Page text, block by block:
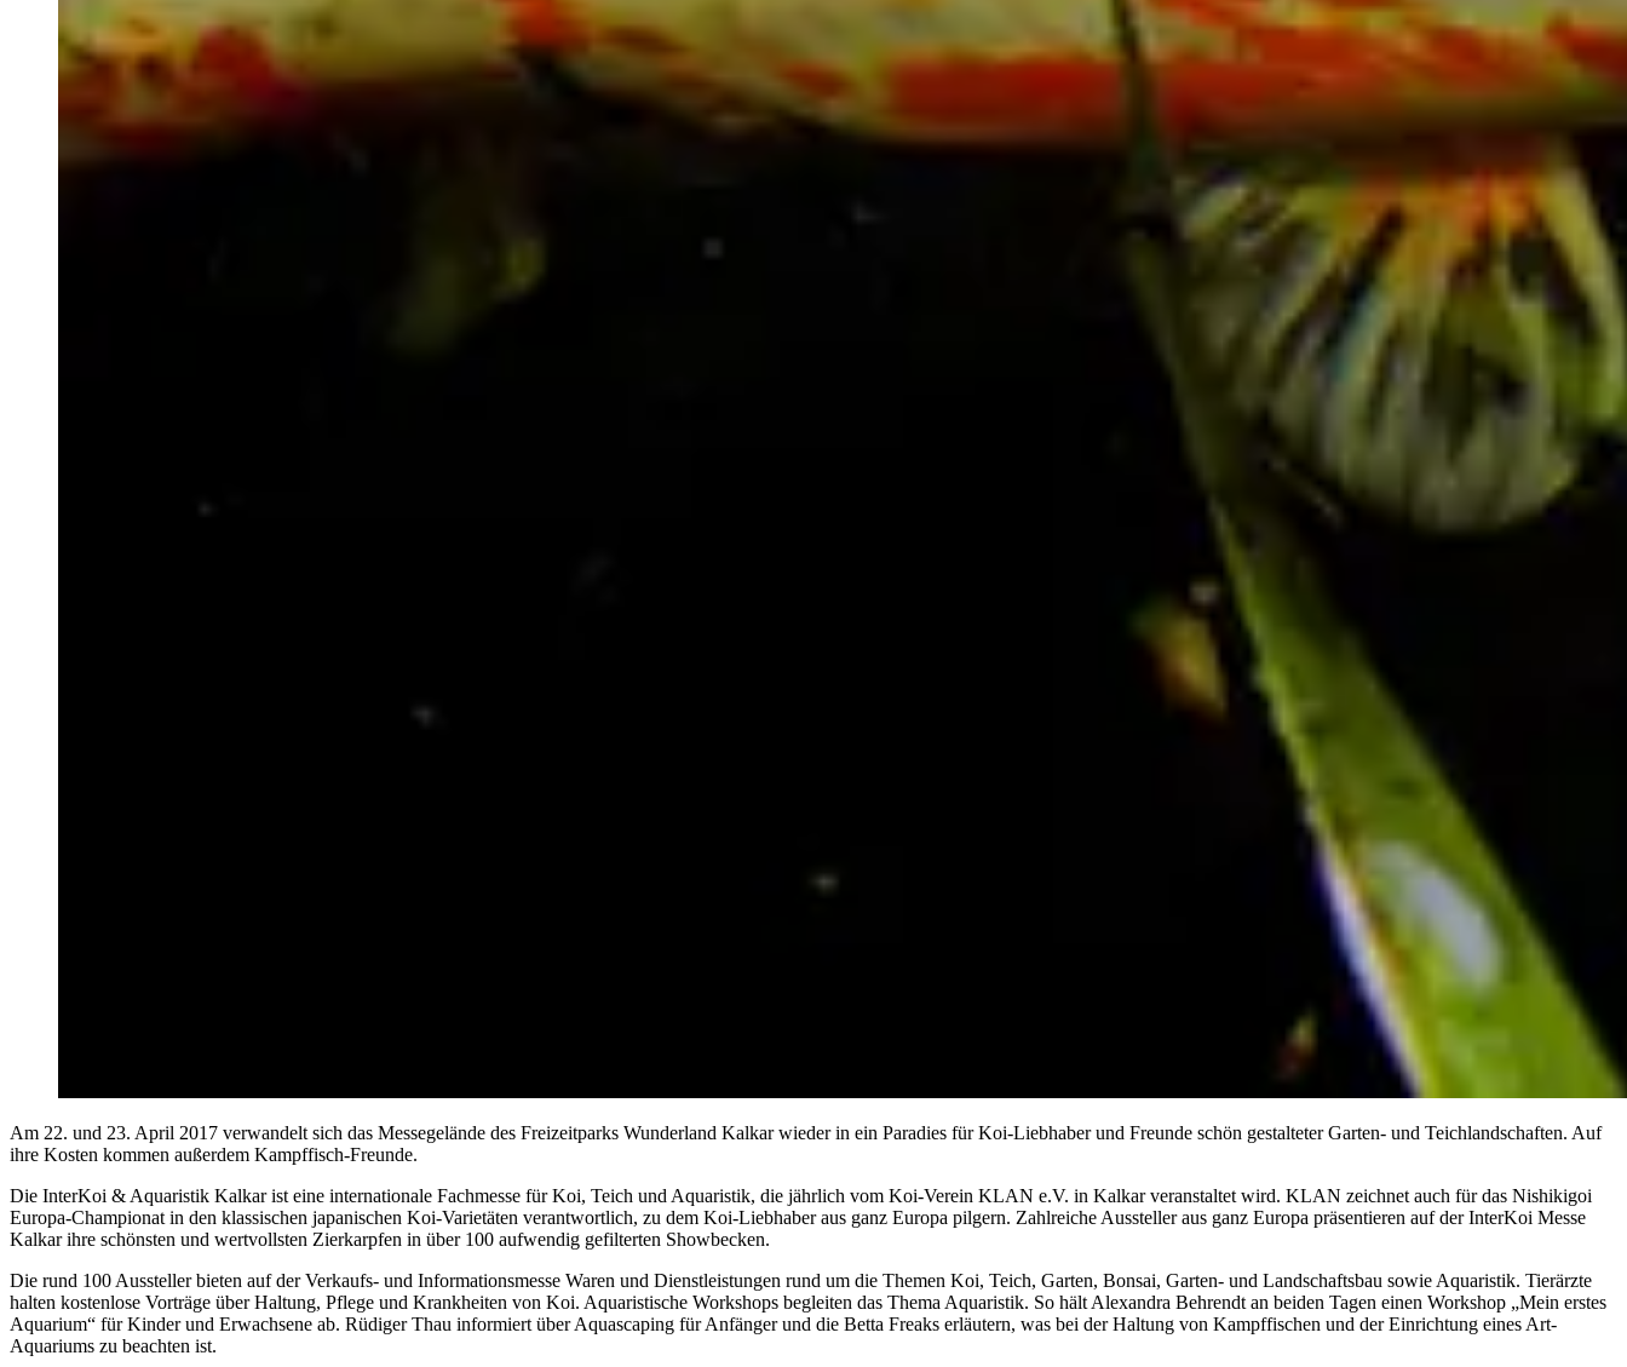
Am 22. und 23. April 2017 verwandelt sich das Messegelände des Freizeitparks Wunderland Kalkar wieder in ein Paradies für Koi-Liebhaber und Freunde schön gestalteter Garten- und Teichlandschaften. Auf
ihre Kosten kommen außerdem Kampffisch-Freunde.
Die InterKoi & Aquaristik Kalkar ist eine internationale Fachmesse für Koi, Teich und Aquaristik, die jährlich vom Koi-Verein KLAN e.V. in Kalkar veranstaltet wird. KLAN zeichnet auch für das Nishikigoi
Europa-Championat in den klassischen japanischen Koi-Varietäten verantwortlich, zu dem Koi-Liebhaber aus ganz Europa pilgern. Zahlreiche Aussteller aus ganz Europa präsentieren auf der InterKoi Messe
Kalkar ihre schönsten und wertvollsten Zierkarpfen in über 100 aufwendig gefilterten Showbecken.
Die rund 100 Aussteller bieten auf der Verkaufs- und Informationsmesse Waren und Dienstleistungen rund um die Themen Koi, Teich, Garten, Bonsai, Garten- und Landschaftsbau sowie Aquaristik. Tierärzte
halten kostenlose Vorträge über Haltung, Pflege und Krankheiten von Koi. Aquaristische Workshops begleiten das Thema Aquaristik. So hält Alexandra Behrendt an beiden Tagen einen Workshop „Mein erstes
Aquarium“ für Kinder und Erwachsene ab. Rüdiger Thau informiert über Aquascaping für Anfänger und die Betta Freaks erläutern, was bei der Haltung von Kampffischen und der Einrichtung eines Art-
Aquariums zu beachten ist.